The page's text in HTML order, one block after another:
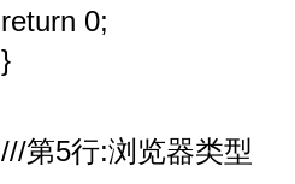
return 0;
}
///第5行:浏览器类型